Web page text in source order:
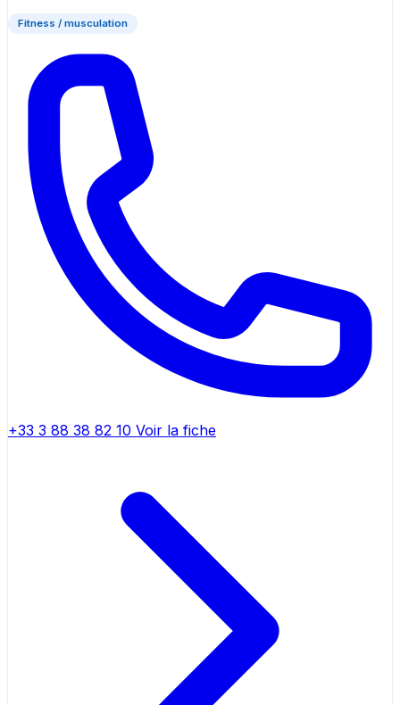
Fitness / musculation
+33 3 88 38 82 10 Voir la fiche